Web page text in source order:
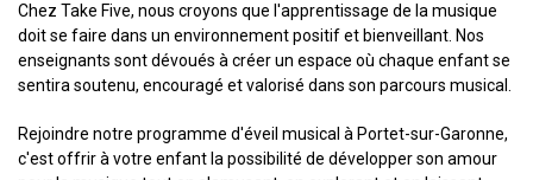
Chez Take Five, nous croyons que l'apprentissage de la musique
doit se faire dans un environnement positif et bienveillant. Nos
enseignants sont dévoués à créer un espace où chaque enfant se
sentira soutenu, encouragé et valorisé dans son parcours musical.
Rejoindre notre programme d'éveil musical à Portet-sur-Garonne,
c'est offrir à votre enfant la possibilité de développer son amour